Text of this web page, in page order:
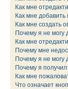
Как мне
Как мне
Как мне создать
Почему я не могу
Как мне
Почему мне
Почему я не могу
Почему я
Как мне
Что означает